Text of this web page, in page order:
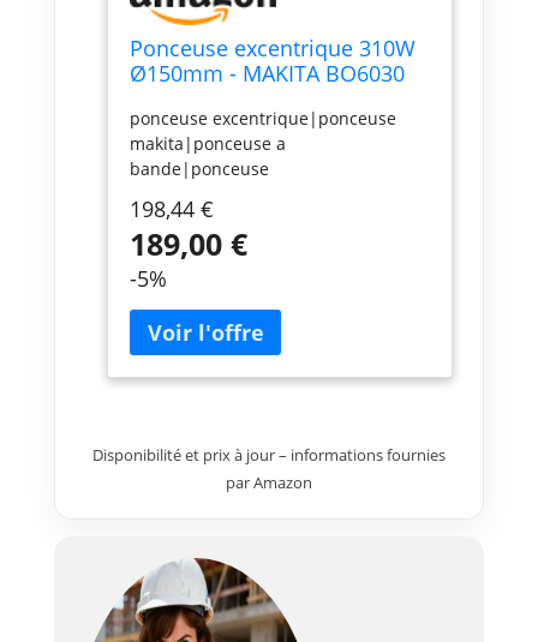
Ponceuse excentrique 310W
Ø150mm - MAKITA BO6030
ponceuse excentrique|ponceuse
makita|ponceuse a
bande|ponceuse
cher|ponceuse electrique|ponceuse
filaire|ponceuse orbitale|ponceuse
robuste|ponceuse bois|achat
intensive|ponceuse 310
W|ponceuse de
198,44 €
189,00 €
-5%
Disponibilité et prix à jour – informations fournies
par Amazon